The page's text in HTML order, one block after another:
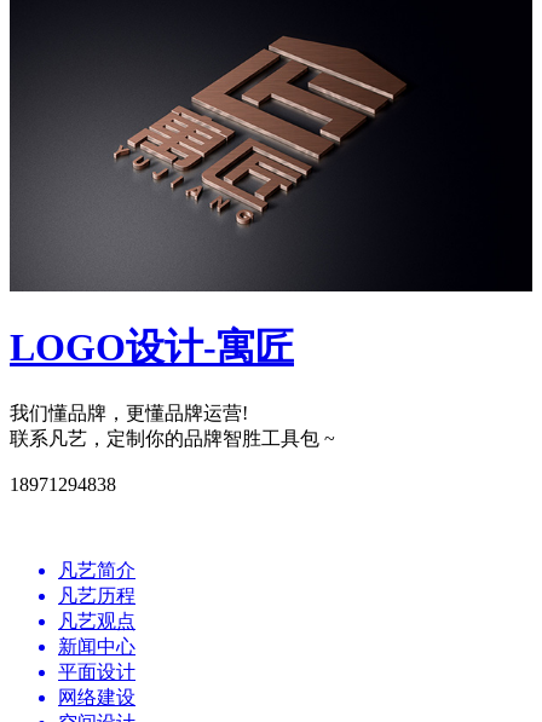
LOGO设计-寓匠
我们懂品牌，更懂品牌运营!
联系凡艺，定制你的品牌智胜工具包 ~
18971294838
凡艺简介
凡艺历程
凡艺观点
新闻中心
平面设计
网络建设